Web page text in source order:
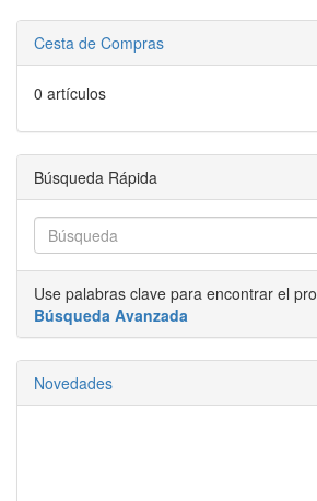
Cesta de Compras
0 artículos
Búsqueda Rápida
Use palabras clave para encontrar el
Búsqueda Avanzada
Novedades